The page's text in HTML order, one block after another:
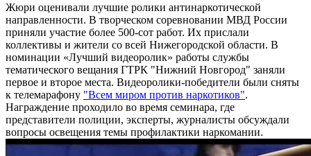
Жюри оценивали лучшие ролики антинаркотической
направленности. В творческом соревновании МВД России
приняли участие более 500-сот работ. Их прислали
коллективы и жители со всей Нижегородской области. В
номинации «Лучший видеоролик» работы службы
тематического вещания ГТРК "Нижний Новгород" заняли
первое и второе места. Видеоролики-победители были сняты
к телемарафону "Всем миром против наркотиков".
Награждение проходило во время семинара, где
представители полиции, эксперты, журналисты обсуждали
вопросы освещения темы профилактики наркомании.